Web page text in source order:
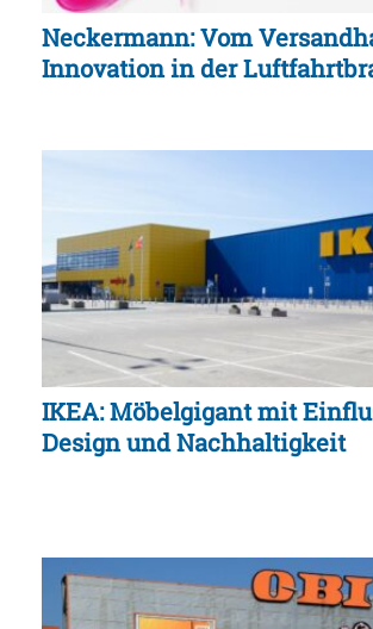
Neckermann: Vom
Innovation in der
IKEA: Möbelgigant mit
Design und Nachhaltigkeit